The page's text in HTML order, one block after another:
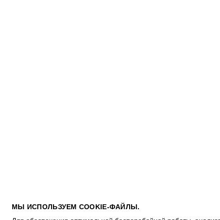
МЫ ИСПОЛЬЗУЕМ COOKIE-ФАЙЛЫ.
ПОКУПАТЕЛЯМ